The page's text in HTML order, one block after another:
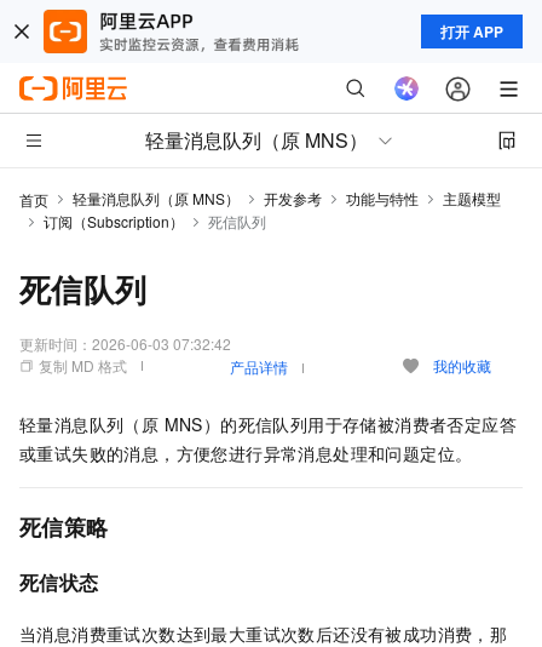
打开 APP
轻量消息队列（原 MNS）
首页 轻量消息队列（原 MNS） 开发参考 功能与特性
主题模型
订阅（Subscription）
死信队列
死信队列
更新时间： 2026-06-03 07:32:42
复制 MD 格式
产品详情 我的收藏
轻量消息队列（原 MNS） 的死信队列用于存储被消费者否定应答
或重试失败的消息，方便您进行异常消息处理和问题定位。
死信策略
死信状态
当消息消费重试次数达到最大重试次数后还没有被成功消费，那